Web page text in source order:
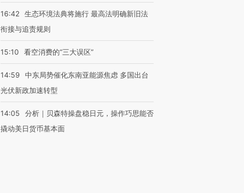
16:42 生态环境法典将施行 最高法明确新旧法
衔接与追责规则
15:10 看空消费的“三大误区”
14:59
中东局势催化东南亚能源焦虑 多国出台
光伏新政加速转型
14:05
分析｜贝森特操盘稳日元，操作巧思能否
撬动美日货币基本面